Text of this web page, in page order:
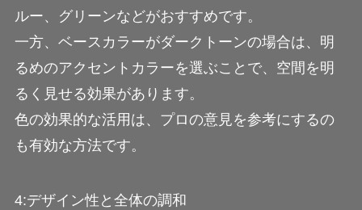
ルー、グリーンなどがおすすめです。
一方、ベースカラーがダークトーンの場合は、明
るめのアクセントカラーを選ぶことで、空間を明
るく見せる効果があります。
色の効果的な活用は、プロの意見を参考にするの
も有効な方法です。
4:デザイン性と全体の調和